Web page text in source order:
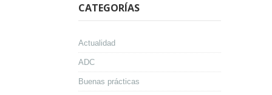
CATEGORÍAS
Actualidad
ADC
Buenas prácticas